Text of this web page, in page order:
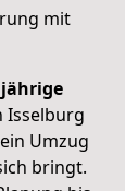
mit
Isselburg
Umzug
bringt.